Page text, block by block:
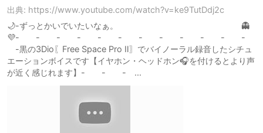
出典: https://www.youtube.com/watch?v=ke9TutDdj2c
🌙-ずっとかいでいたいなぁ。 👻
💜- - - - - - - - - - - -
-黒の3Dio〖Free Space Pro Ⅱ〗でバイノーラル録音したシチュ
エーションボイスです【イヤホン・ヘッドホン🎧を付けるとより声
が近く感じれます】- - - ...